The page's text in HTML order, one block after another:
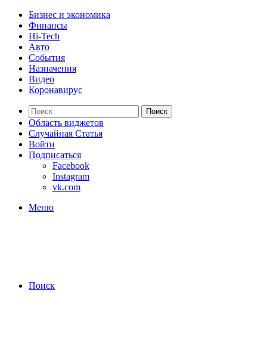
Бизнес и экономика
Финансы
Hi-Tech
Авто
События
Назначения
Видео
Коронавирус
Поиск
Область виджетов
Случайная Статья
Войти
Подписаться
Facebook
Instagram
vk.com
Меню
Поиск